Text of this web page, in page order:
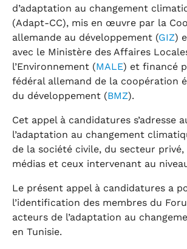
d’adaptation au changement
(Adapt-CC), mis en œuvre par la
allemande au développement (GIZ)
avec le Ministère des Affaires
l’Environnement (MALE) et financé
fédéral allemand de la coopération
du développement (BMZ).
Cet appel à candidatures s’adresse
l’adaptation au changement
de la société civile, du secteur
médias et ceux intervenant au
Le présent appel à candidatures a
l’identification des membres du
acteurs de l’adaptation au
en Tunisie.